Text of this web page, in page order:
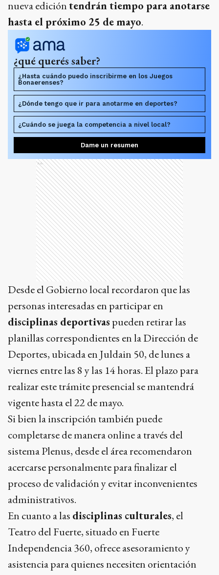
nueva edicióntendrán tiempo para anotarse
hasta el próximo 25 de mayo.
¿qué querés saber?
¿Hasta cuándo puedo inscribirme en los Juegos
Bonaerenses?
¿Dónde tengo que ir para anotarme en deportes?
¿Cuándo se juega la competencia a nivel local?
Dame un resumen
Ads
Desde el Gobierno local recordaron que las
personas interesadas en participar en
disciplinas deportivas pueden retirar las
planillas correspondientes en la Dirección de
Deportes, ubicada en Juldain 50, de lunes a
viernes entre las 8 y las 14 horas. El plazo para
realizar este trámite presencial se mantendrá
vigente hasta el 22 de mayo.
Si bien la inscripción también puede
completarse de manera online a través del
sistema Plenus, desde el área recomendaron
acercarse personalmente para finalizar el
proceso de validación y evitar inconvenientes
administrativos.
En cuanto a las disciplinas culturales, el
Teatro del Fuerte, situado en Fuerte
Independencia 360, ofrece asesoramiento y
asistencia para quienes necesiten orientación